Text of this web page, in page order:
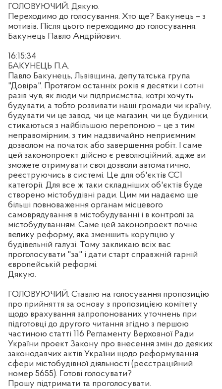
ГОЛОВУЮЧИЙ. Дякую.
Переходимо до голосування. Хто ще? Бакунець – з
мотивів. Після цього переходимо до голосування.
Бакунець Павло Андрійович.
16:15:34
БАКУНЕЦЬ П.А.
Павло Бакунець, Львівщина, депутатська група
"Довіра". Протягом останніх років я десятки і сотні
разів чув, як люди чи підприємства, котрі хочуть
будувати, а тобто розвивати наші громади чи країну,
будувати чи це завод, чи це магазин, чи це будинки,
стикаються з найбільшою перепоною – це з тим
неправомірним, з тим надзвичайно неприємним
дозволом на початок або завершення робіт. І саме
цей законопроект дійсно є революційний, адже ви
зможете отримувати свої дозволи автоматично,
реєструючись в системі. Це для об'єктів СС1
категорії. Для все ж таки складніших об'єктів буде
створено містобудівні ради. Цим ми надаємо ще
більші повноваження органам місцевого
самоврядування в містобудуванні і в контролі за
містобудуванням. Саме цей законопроект почне
велику реформу, яка зменшить корупцію у
будівельній галузі. Тому закликаю всіх вас
проголосувати "за" і дати старт справжній гарній
європейській реформі.
Дякую.
ГОЛОВУЮЧИЙ. Ставлю на голосування пропозицію
про прийняття за основу з пропозицією комітету
щодо врахування запропонованих уточнень при
підготовці до другого читання згідно з першою
частиною статті 116 Регламенту Верховної Ради
України проект Закону про внесення змін до деяких
законодавчих актів України щодо реформування
сфери містобудівної діяльності (реєстраційний
номер 5655). Готові голосувати?
Прошу підтримати та проголосувати.